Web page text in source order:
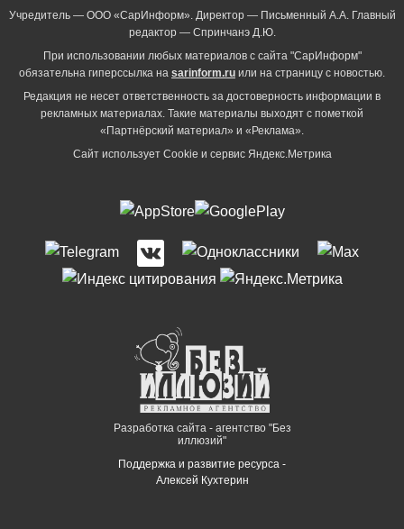
Учредитель — ООО «СарИнформ». Директор — Письменный А.А. Главный
редактор — Спринчанэ Д.Ю.
При использовании любых материалов с сайта "СарИнформ"
обязательна гиперссылка на sarinform.ru или на страницу с новостью.
Редакция не несет ответственность за достоверность информации в
рекламных материалах. Такие материалы выходят с пометкой
«Партнёрский материал» и «Реклама».
Сайт использует Cookie и сервиc Яндекс.Метрика
Разработка сайта - агентство "Без
иллюзий"
Поддержка и развитие ресурса -
Алексей Кухтерин